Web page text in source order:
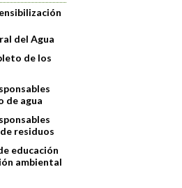
del Agua
de los
de agua
residuos
educación
ambiental